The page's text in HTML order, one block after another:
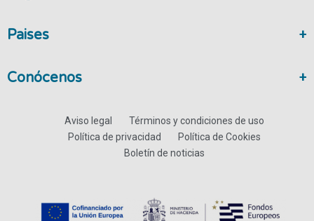
Paises
Conócenos
Aviso legal
Términos y condiciones de uso
Política de privacidad
Política de Cookies
Boletín de noticias